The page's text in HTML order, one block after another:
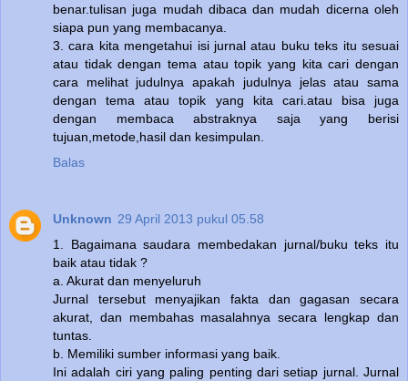
benar.tulisan juga mudah dibaca dan mudah dicerna oleh
siapa pun yang membacanya.
3. cara kita mengetahui isi jurnal atau buku teks itu sesuai
atau tidak dengan tema atau topik yang kita cari dengan
cara melihat judulnya apakah judulnya jelas atau sama
dengan tema atau topik yang kita cari.atau bisa juga
dengan membaca abstraknya saja yang berisi
tujuan,metode,hasil dan kesimpulan.
Balas
Unknown 29 April 2013 pukul 05.58
1. Bagaimana saudara membedakan jurnal/buku teks itu
baik atau tidak ?
a. Akurat dan menyeluruh
Jurnal tersebut menyajikan fakta dan gagasan secara
akurat, dan membahas masalahnya secara lengkap dan
tuntas.
b. Memiliki sumber informasi yang baik.
Ini adalah ciri yang paling penting dari setiap jurnal. Jurnal